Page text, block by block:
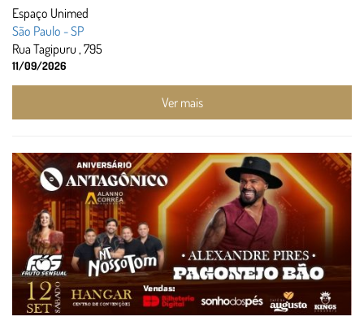
Espaço Unimed
São Paulo - SP
Rua Tagipuru , 795
11/09/2026
Ver mais